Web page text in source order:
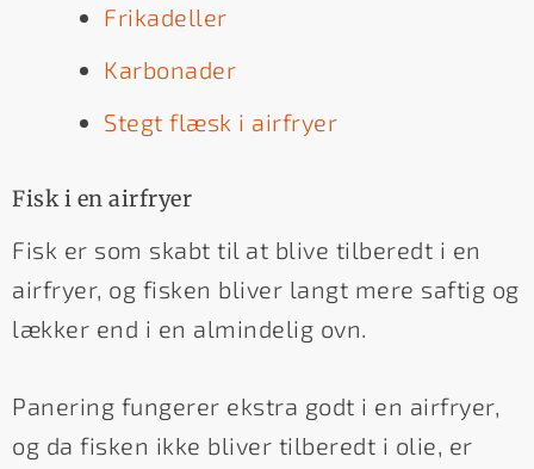
Frikadeller
Karbonader
Stegt flæsk i airfryer
Fisk i en airfryer
Fisk er som skabt til at blive tilberedt i en
airfryer, og fisken bliver langt mere saftig og
lækker end i en almindelig ovn.
Panering fungerer ekstra godt i en airfryer,
og da fisken ikke bliver tilberedt i olie, er